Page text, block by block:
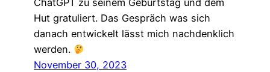
ChatGPT zu seinem Geburtstag und dem
Hut gratuliert. Das Gespräch was sich
danach entwickelt lässt mich nachdenklich
werden.
November 30, 2023